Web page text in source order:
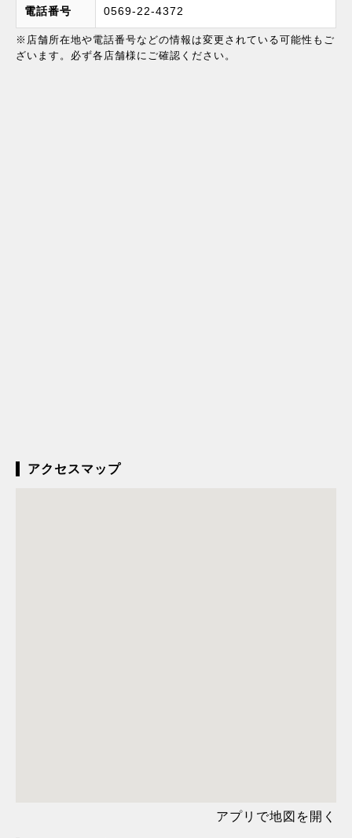
電話番号 0569-22-4372
※店舗所在地や電話番号などの情報は変更されている可能性もご
ざいます。必ず各店舗様にご確認ください。
アクセスマップ
アプリで地図を開く